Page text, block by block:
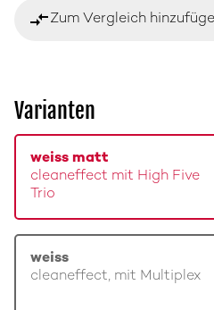
compare_arrowsZum Vergleich
Varianten
weiss matt
cleaneffect mit High Five
Trio
weiss
cleaneffect, mit Multiplex